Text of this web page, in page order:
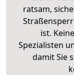
ratsam,
ist.
Spezialisten
damit Sie